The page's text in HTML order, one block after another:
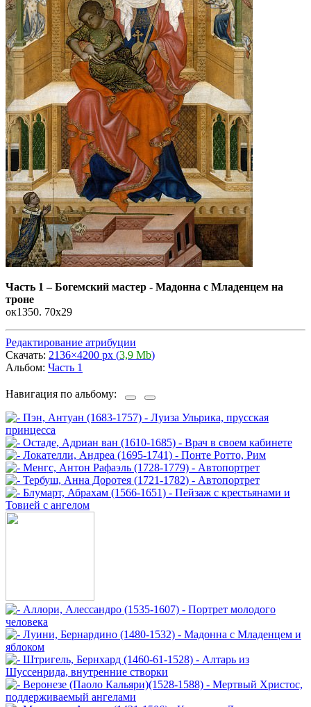
Часть 1 –Богемский мастер - Мадонна с Младенцем на
троне
ок1350. 70х29
Редактирование атрибуции
Скачать: 2136×4200 px (3,9 Mb)
Альбом: Часть 1
Навигация по альбому: